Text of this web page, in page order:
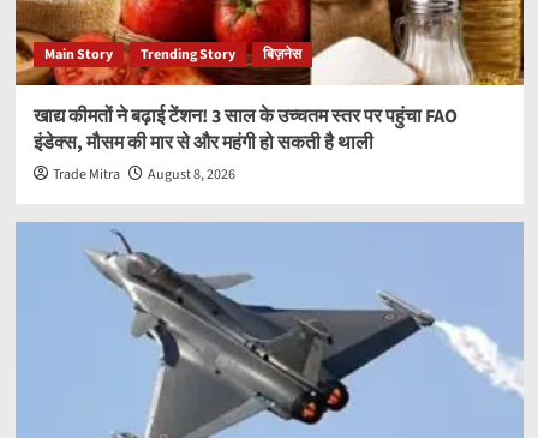
Main Story Trending Story बिज़नेस
खाद्य कीमतों ने बढ़ाई टेंशन! 3 साल के उच्चतम स्तर पर पहुंचा FAO
इंडेक्स, मौसम की मार से और महंगी हो सकती है थाली
Trade Mitra August 8, 2026